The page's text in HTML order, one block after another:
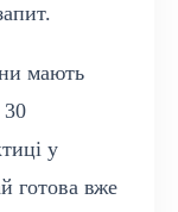
мають
30
у
готова вже